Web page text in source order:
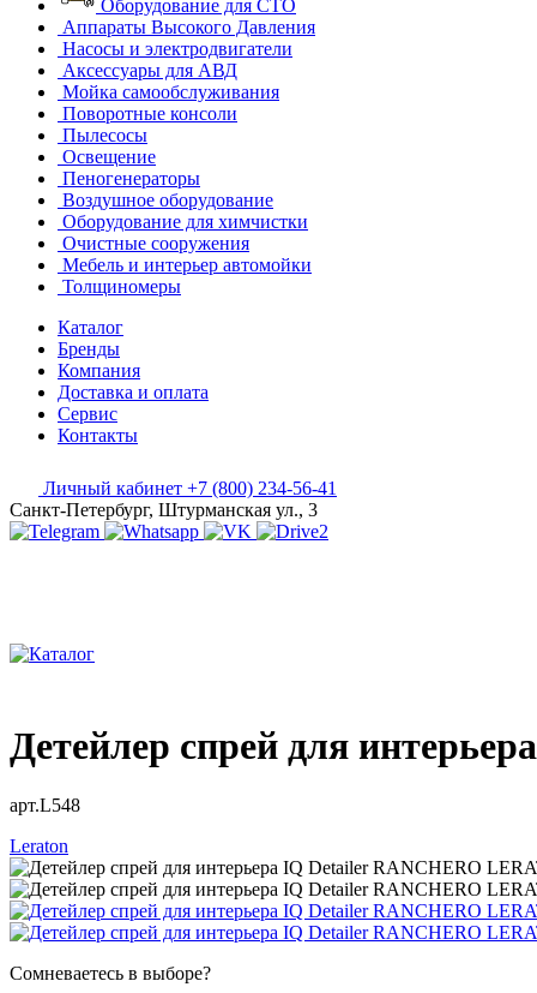
Оборудование для СТО
Аппараты Высокого Давления
Насосы и электродвигатели
Аксессуары для АВД
Мойка самообслуживания
Поворотные консоли
Пылесосы
Освещение
Пеногенераторы
Воздушное оборудование
Оборудование для химчистки
Очистные сооружения
Мебель и интерьер автомойки
Толщиномеры
Каталог
Бренды
Компания
Доставка и оплата
Сервис
Контакты
Личный кабинет +7 (800) 234-56-41
Санкт-Петербург, Штурманская ул., 3
Детейлер спрей для
арт.L548
Leraton
Сомневаетесь в выборе?